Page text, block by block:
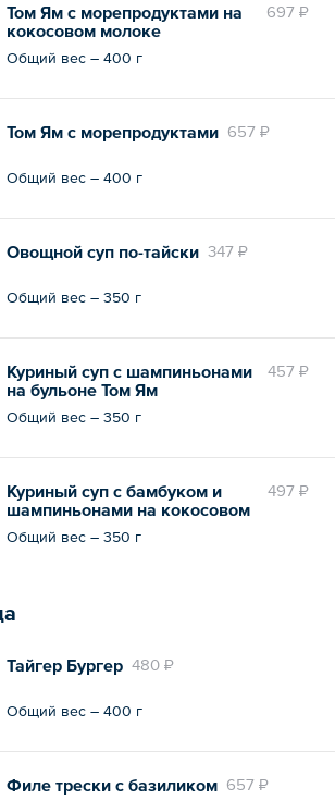
697 ₽
Том Ям с морепродуктами на
кокосовом молоке
Общий вес – 400 г
657 ₽
Том Ям с морепродуктами
Общий вес – 400 г
347 ₽
Овощной суп по-тайски
Общий вес – 350 г
457 ₽
Куриный суп с шампиньонами
на бульоне Том Ям
Общий вес – 350 г
497 ₽
Куриный суп с бамбуком и
шампиньонами на кокосовом
молоке
Общий вес – 350 г
480 ₽
Тайгер Бургер
Общий вес – 400 г
657 ₽
Филе трески с базиликом